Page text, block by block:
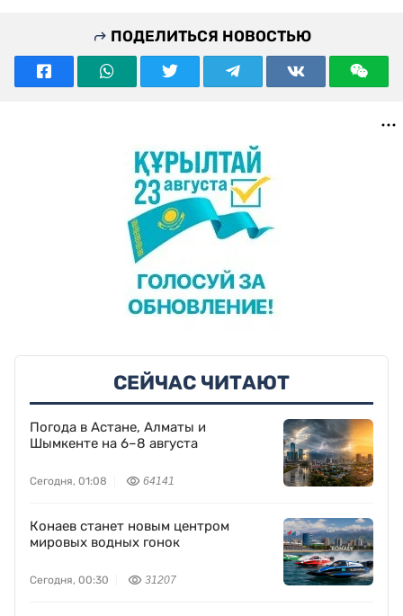
ПОДЕЛИТЬСЯ НОВОСТЬЮ
СЕЙЧАС ЧИТАЮТ
Погода в Астане, Алматы и
Шымкенте на 6–8 августа
Сегодня, 01:08 64141
Конаев станет новым центром
мировых водных гонок
Сегодня, 00:30 31207